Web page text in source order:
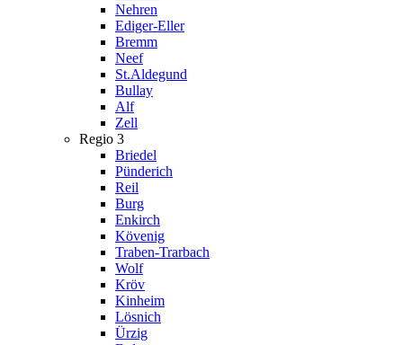
Nehren
Ediger-Eller
Bremm
Neef
St.Aldegund
Bullay
Alf
Zell
Regio 3
Briedel
Pünderich
Reil
Burg
Enkirch
Kövenig
Traben-Trarbach
Wolf
Kröv
Kinheim
Lösnich
Ürzig